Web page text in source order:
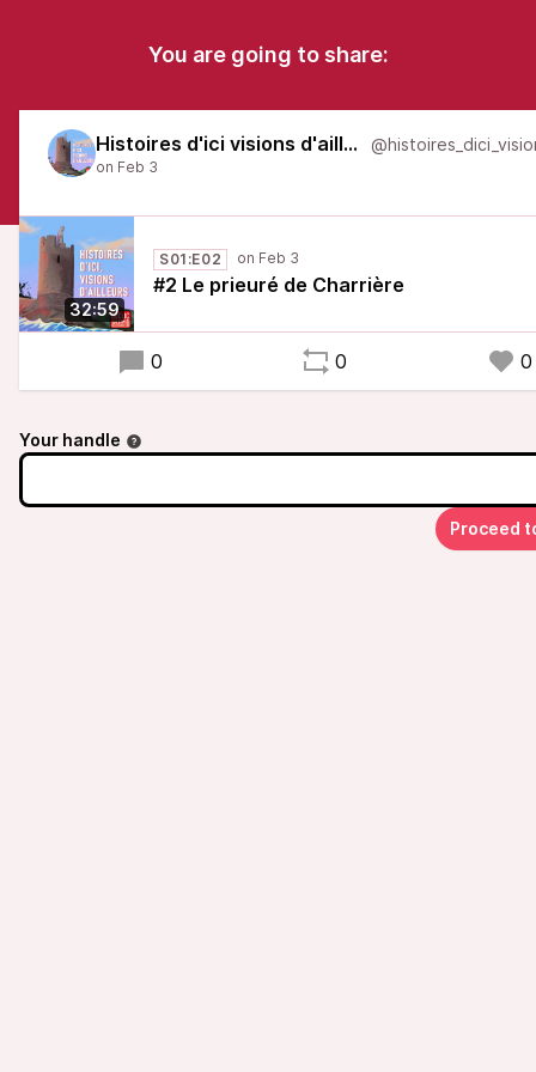
You are going to share:
Histoires d'ici visions d'ailleurs
32:59
S01:E02
#2 Le prieuré de Charrière
0 0 0
Your handle
Proceed